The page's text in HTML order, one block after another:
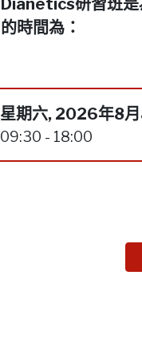
Dianetics研習班是
的時間為：
星期六, 2026年8月
09:30 - 18:00